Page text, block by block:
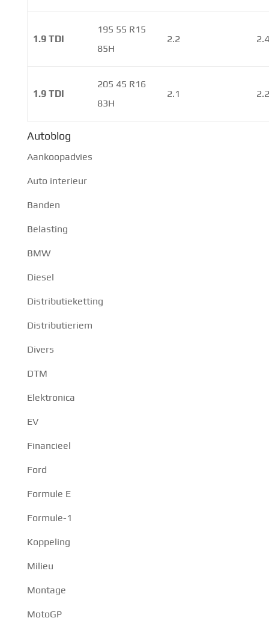
1.9 TDI
195 55 R15
85H
2.2
1.9 TDI
205 45 R16
83H
2.1
Autoblog
Aankoopadvies
Auto interieur
Banden
Belasting
BMW
Diesel
Distributieketting
Distributieriem
Divers
DTM
Elektronica
EV
Financieel
Ford
Formule E
Formule-1
Koppeling
Milieu
Montage
MotoGP